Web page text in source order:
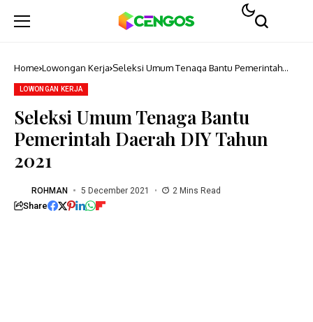
Home Lowongan Kerja Seleksi Umum Tenaga Bantu Pemerintah
LOWONGAN KERJA
Seleksi Umum Tenaga Bantu
Pemerintah Daerah DIY Tahun
2021
ROHMAN 5 December 2021 2 Mins Read
Share